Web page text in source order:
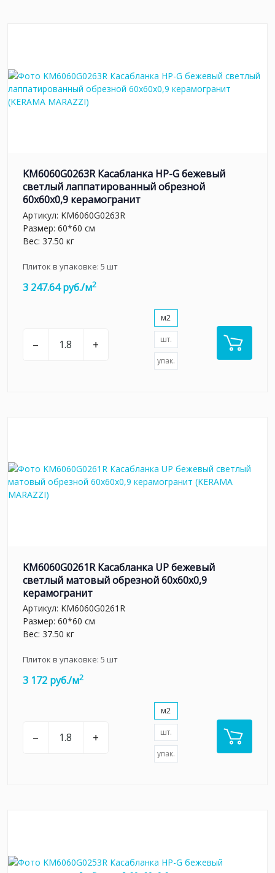
KM6060G0263R Касабланка HP-G бежевый
светлый лаппатированный обрезной
60x60x0,9 керамогранит
Артикул: KM6060G0263R
Размер: 60*60 см
Вес: 37.50 кг
Плиток в упаковке: 5 шт
3 247.64 руб./м2
– +
м2
шт.
упак.
KM6060G0261R Касабланка UP бежевый
светлый матовый обрезной 60x60x0,9
керамогранит
Артикул: KM6060G0261R
Размер: 60*60 см
Вес: 37.50 кг
Плиток в упаковке: 5 шт
3 172 руб./м2
– +
м2
шт.
упак.